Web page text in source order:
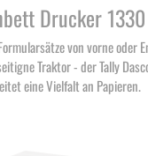
Drucker 1330
von vorne oder
Traktor - der Tally
eine Vielfalt an Papieren.